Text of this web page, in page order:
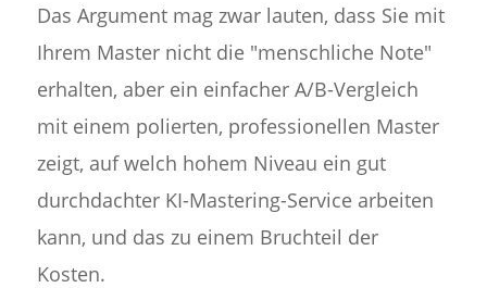
Das Argument mag zwar lauten, dass Sie mit
Ihrem Master nicht die "menschliche Note"
erhalten, aber ein einfacher A/B-Vergleich
mit einem polierten, professionellen Master
zeigt, auf welch hohem Niveau ein gut
durchdachter KI-Mastering-Service arbeiten
kann, und das zu einem Bruchteil der
Kosten.